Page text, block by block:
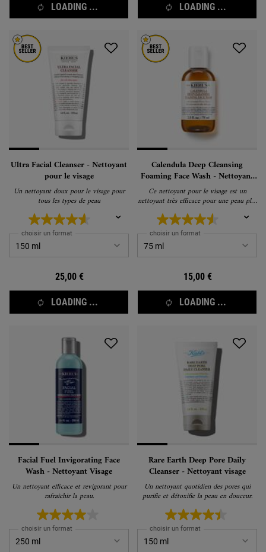
LOADING ... LOADING ...
Ultra Facial Cleanser - Nettoyant
pour le visage
Un nettoyant doux pour le visage pour
tous les types de peau
choisir un format
25,00 €
LOADING ...
Calendula Deep Cleansing
Foaming Face Wash - Nettoyant
visage
Ce nettoyant pour le visage est un
nettoyant très efficace pour une peau plus
lisse et plus douce.
choisir un format
15,00 €
LOADING ...
Facial Fuel Invigorating Face
Wash - Nettoyant Visage
Un nettoyant efficace et revigorant pour
rafraîchir la peau.
choisir un format
Rare Earth Deep Pore Daily
Cleanser - Nettoyant visage
Un nettoyant quotidien des pores qui
purifie et détoxifie la peau en douceur.
choisir un format